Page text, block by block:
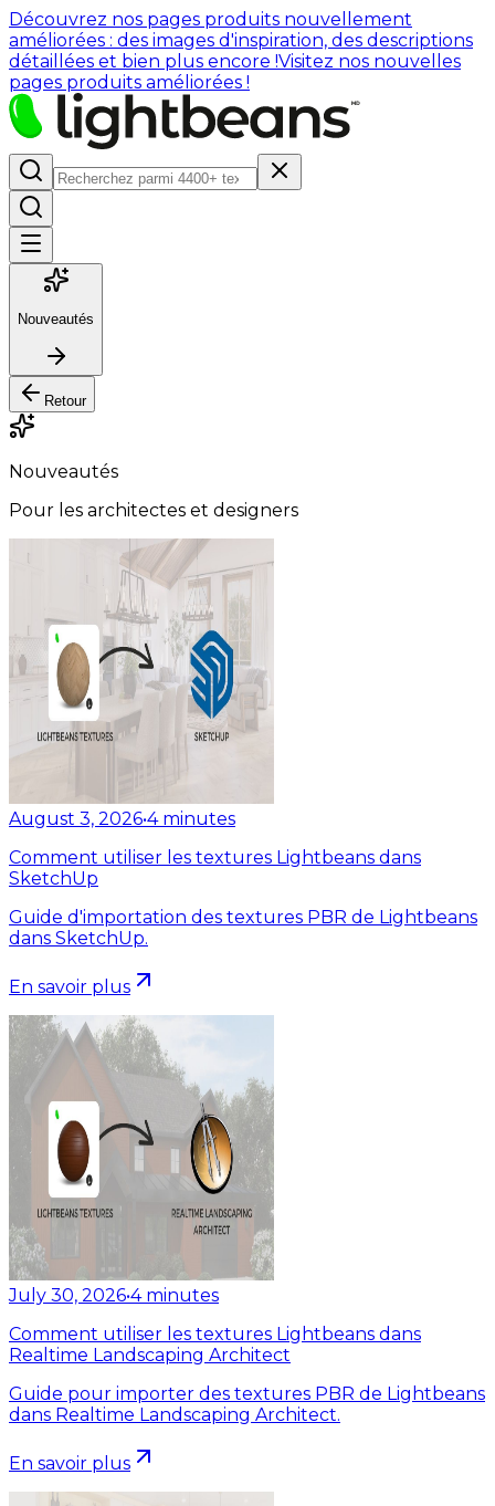
Découvrez nos pages produits nouvellement
améliorées : des images d'inspiration, des descriptions
détaillées et bien plus encore !Visitez nos nouvelles
pages produits améliorées !
Nouveautés
Retour
Nouveautés
Pour les architectes et designers
August 3, 2026•4 minutes
Comment utiliser les textures Lightbeans dans
SketchUp
Guide d'importation des textures PBR de Lightbeans
dans SketchUp.
En savoir plus
July 30, 2026•4 minutes
Comment utiliser les textures Lightbeans dans
Realtime Landscaping Architect
Guide pour importer des textures PBR de Lightbeans
dans Realtime Landscaping Architect.
En savoir plus